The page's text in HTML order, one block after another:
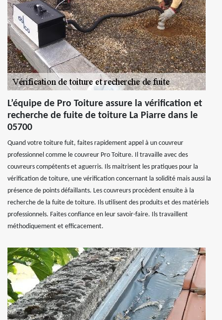
L’équipe de Pro Toiture assure la vérification et
recherche de fuite de toiture La Piarre dans le
05700
Quand votre toiture fuit, faites rapidement appel à un couvreur
professionnel comme le couvreur Pro Toiture. Il travaille avec des
couvreurs compétents et aguerris. Ils maitrisent les pratiques pour la
vérification de toiture, une vérification concernant la solidité mais aussi la
présence de points défaillants. Les couvreurs procèdent ensuite à la
recherche de la fuite de toiture. Ils utilisent des produits et des matériels
professionnels. Faites confiance en leur savoir-faire. Ils travaillent
méthodiquement et efficacement.